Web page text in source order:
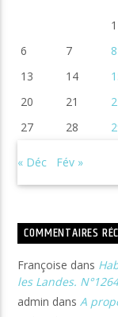
1
6
7 8
13
14
20
21
27
28
« Déc Fév »
COMMENTAIRES
Françoise dans
les Landes.
admin dansA